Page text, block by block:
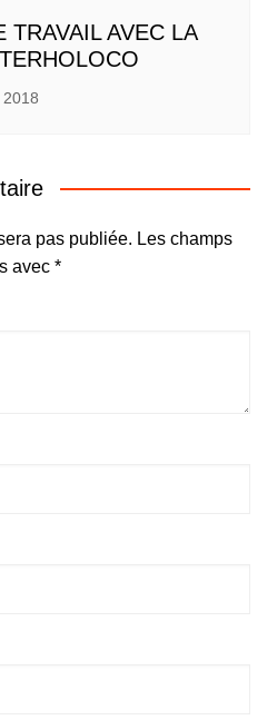
TRAVAIL AVEC LA
pas publiée. Les champs
avec *